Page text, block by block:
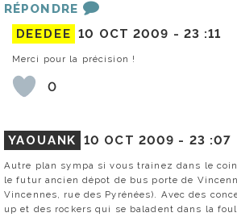
RÉPONDRE
DEEDEE 10 OCT 2009 - 23 :11
Merci pour la précision !
0
YAOUANK 10 OCT 2009 - 23 :07
Autre plan sympa si vous trainez dans le
le futur ancien dépot de bus porte de
Vincennes, rue des Pyrénées). Avec des
up et des rockers qui se baladent dans la